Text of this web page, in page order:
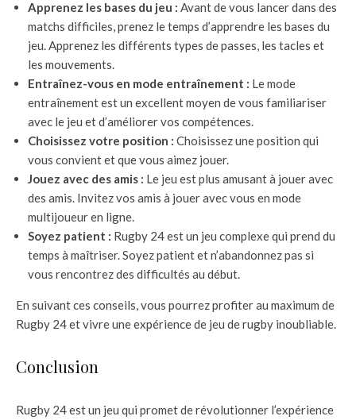
Apprenez les bases du jeu : Avant de vous lancer dans des
matchs difficiles, prenez le temps d’apprendre les bases du
jeu. Apprenez les différents types de passes, les tacles et
les mouvements.
Entraînez-vous en mode entraînement : Le mode
entraînement est un excellent moyen de vous familiariser
avec le jeu et d’améliorer vos compétences.
Choisissez votre position : Choisissez une position qui
vous convient et que vous aimez jouer.
Jouez avec des amis : Le jeu est plus amusant à jouer avec
des amis. Invitez vos amis à jouer avec vous en mode
multijoueur en ligne.
Soyez patient : Rugby 24 est un jeu complexe qui prend du
temps à maîtriser. Soyez patient et n’abandonnez pas si
vous rencontrez des difficultés au début.
En suivant ces conseils, vous pourrez profiter au maximum de
Rugby 24 et vivre une expérience de jeu de rugby inoubliable.
Conclusion
Rugby 24 est un jeu qui promet de révolutionner l’expérience